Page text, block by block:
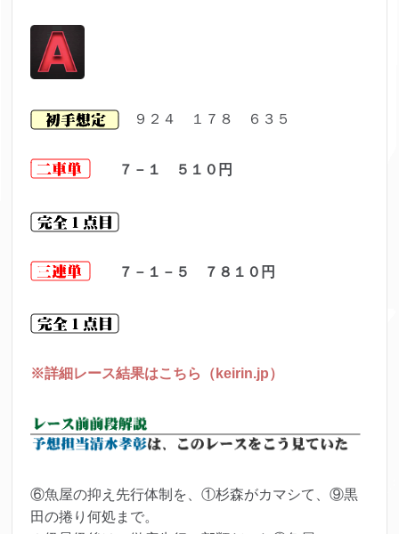
９２４ １７８ ６３５
７－１ ５１０ 円
７－１－５ ７８１０ 円
※詳細レース結果はこちら（keirin.jp）
⑥魚屋の抑え先行体制を、①杉森がカマシて、⑨黒
田の捲り何処まで。